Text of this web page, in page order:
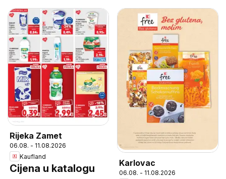
Rijeka Zamet
06.08. - 11.08.2026
Kaufland
Cijena u katalogu Karlovac
06.08. - 11.08.2026